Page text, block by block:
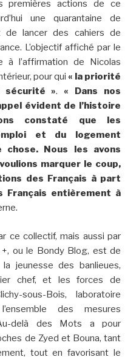
premières actions de ce
une quarantaine de
de lancer des cahiers de
L’objectif affiché par le
l’affirmation de Nicolas
pour qui « la priorité
sécurité ».« Dans nos
évident de l’histoire
constaté que les
et du logement
Nous les avons
marquer le coup,
des Français à part
Français entièrement à
ce collectif, mais aussi par
+, ou le Bondy Blog, est de
jeunesse des banlieues,
chef, et les forces de
sous-Bois, laboratoire
des mesures
Au-delà des Mots a pour
de Zyed et Bouna, tant
tout en favorisant le